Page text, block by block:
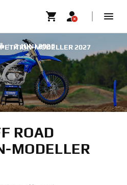
MODELLER 2027
| 2 JUNI 2026
ROAD
MODELLER